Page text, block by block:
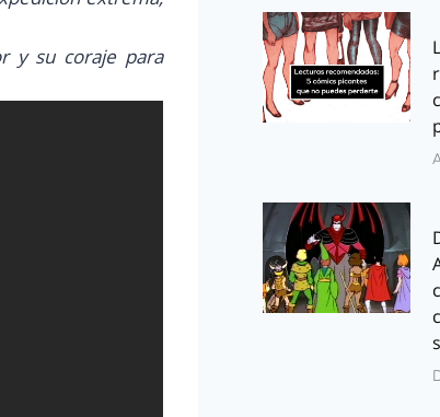
y su coraje para